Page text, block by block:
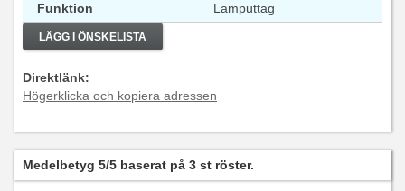
Funktion
Lamputtag
LÄGG I ÖNSKELISTA
Direktlänk:
Högerklicka och kopiera adressen
Medelbetyg 5/5 baserat på 3 st röster.